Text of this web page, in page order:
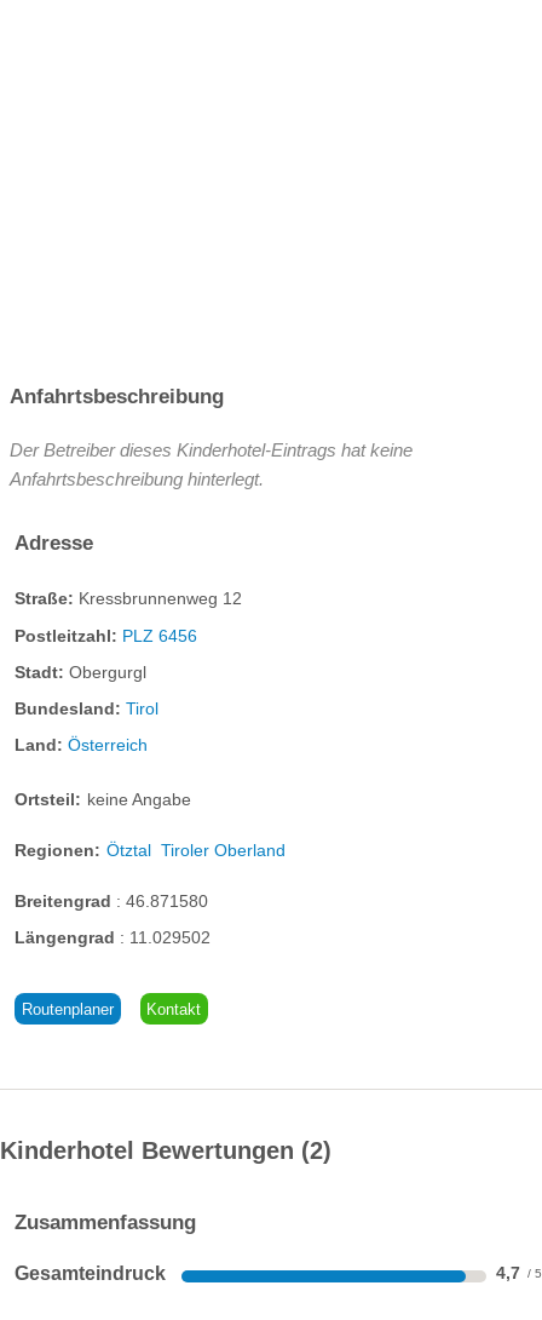
Anfahrtsbeschreibung
Der Betreiber dieses Kinderhotel-Eintrags hat keine
Anfahrtsbeschreibung hinterlegt.
Adresse
Straße: Kressbrunnenweg 12
Postleitzahl: PLZ 6456
Stadt: Obergurgl
Bundesland: Tirol
Land: Österreich
Ortsteil: keine Angabe
Regionen: Ötztal Tiroler Oberland
Breitengrad : 46.871580
Längengrad : 11.029502
Routenplaner Kontakt
Kinderhotel Bewertungen 2
Zusammenfassung
Gesamteindruck 4,7